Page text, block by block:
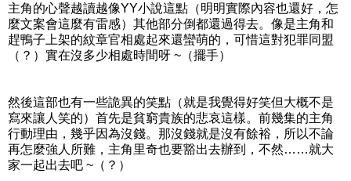
主角的心聲越讀越像YY小說這點（明明實際內容也還好，怎
麼文案會這麼有雷感）其他部分倒都還過得去。像是主角和
趕鴨子上架的紋章官相處起來還蠻萌的，可惜這對犯罪同盟
（？）實在沒多少相處時間呀 ~（擺手）
然後這部也有一些詭異的笑點（就是我覺得好笑但大概不是
寫來讓人笑的）首先是貧窮貴族的悲哀這樣。前幾集的主角
行動理由，幾乎因為沒錢。那沒錢就是沒有餘裕，所以不論
再怎麼強人所難，主角里奇也要豁出去辦到，不然……就大
家一起出去吧 ~（？）